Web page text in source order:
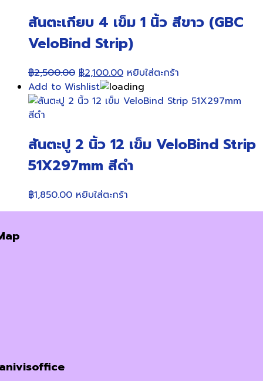
สันตะเกียบ 4 เข็ม 1 นิ้ว สีขาว (GBC
VeloBind Strip)
฿2,500.00 Original
price
was:
฿2,100.00Current
price
is:
หยิบใส่ตะกร้า
Add to Wishlist
สันตะปู 2 นิ้ว 12 เข็ม VeloBind Strip
51X297mm สีดำ
฿1,850.00 หยิบใส่ตะกร้า